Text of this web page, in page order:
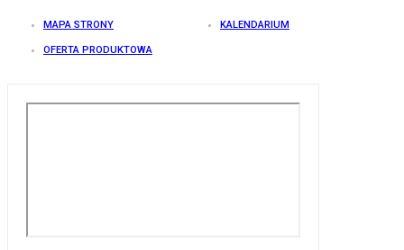
MAPA STRONY KALENDARIUM
OFERTA PRODUKTOWA